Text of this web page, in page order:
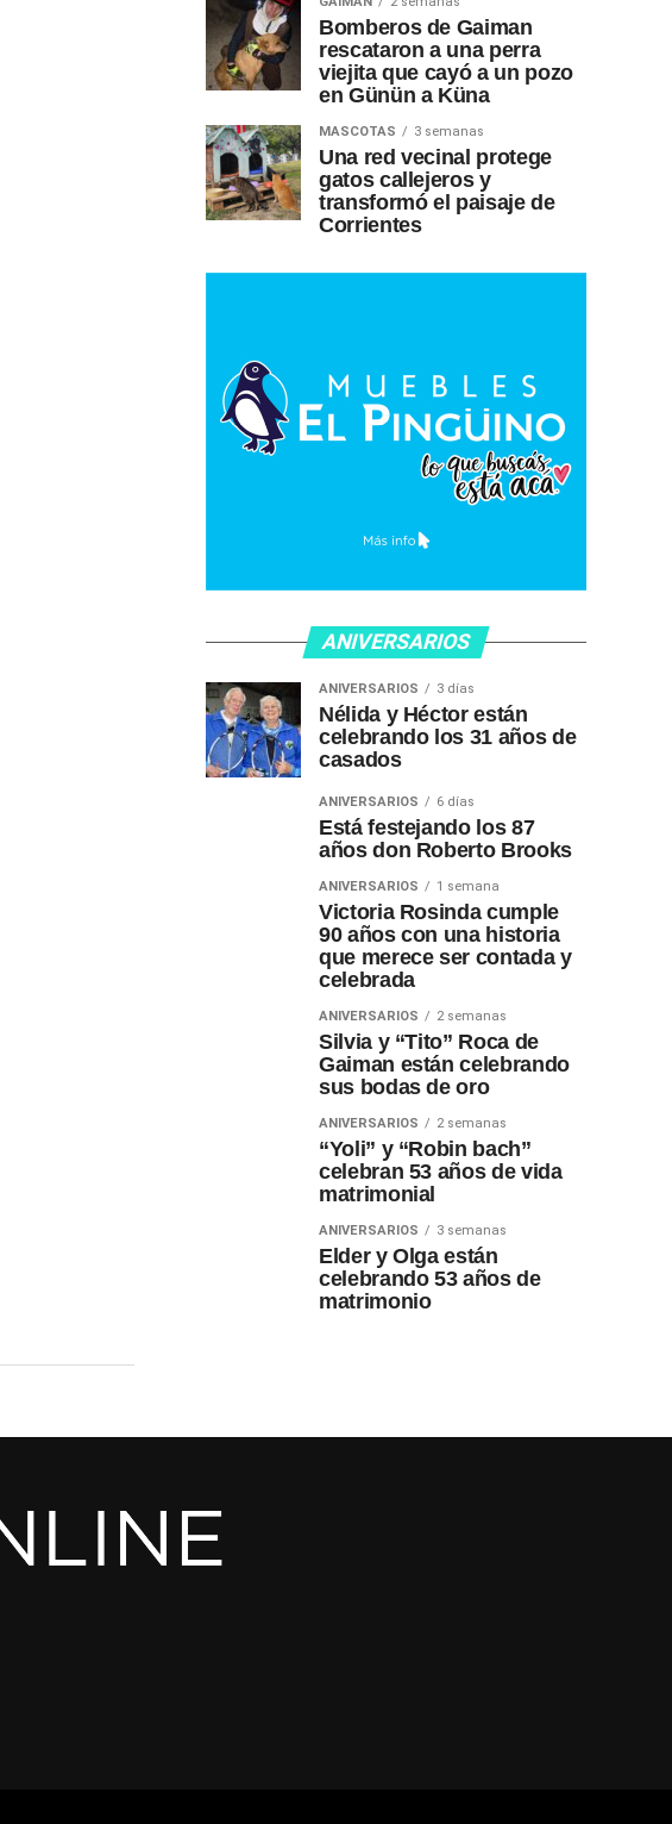
Bomberos de Gaiman
rescataron a una perra
viejita que cayó a un pozo
en Günün a Küna
MASCOTAS 3 semanas
Una red vecinal protege
gatos callejeros y
transformó el paisaje de
Corrientes
ANIVERSARIOS
ANIVERSARIOS 3 días
Nélida y Héctor están
celebrando los 31 años de
casados
ANIVERSARIOS 6 días
Está festejando los 87
años don Roberto Brooks
ANIVERSARIOS 1 semana
Victoria Rosinda cumple
90 años con una historia
que merece ser contada y
celebrada
ANIVERSARIOS 2 semanas
Silvia y “Tito” Roca de
Gaiman están celebrando
sus bodas de oro
ANIVERSARIOS 2 semanas
“Yoli” y “Robin bach”
celebran 53 años de vida
matrimonial
ANIVERSARIOS 3 semanas
Elder y Olga están
celebrando 53 años de
matrimonio